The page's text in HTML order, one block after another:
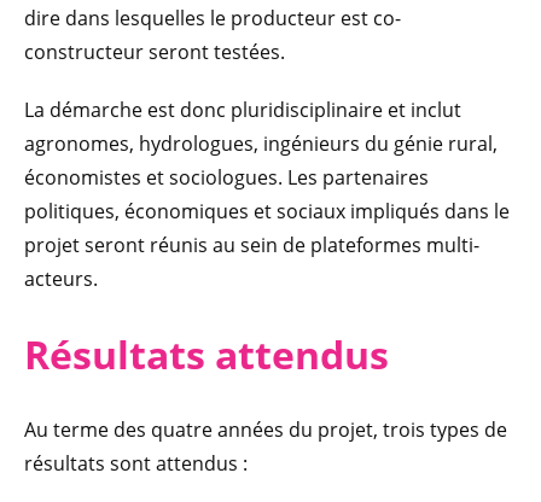
dire dans lesquelles le producteur est co-
constructeur seront testées.
La démarche est donc pluridisciplinaire et inclut
agronomes, hydrologues, ingénieurs du génie rural,
économistes et sociologues. Les partenaires
politiques, économiques et sociaux impliqués dans le
projet seront réunis au sein de plateformes multi-
acteurs.
Résultats attendus
Au terme des quatre années du projet, trois types de
résultats sont attendus :